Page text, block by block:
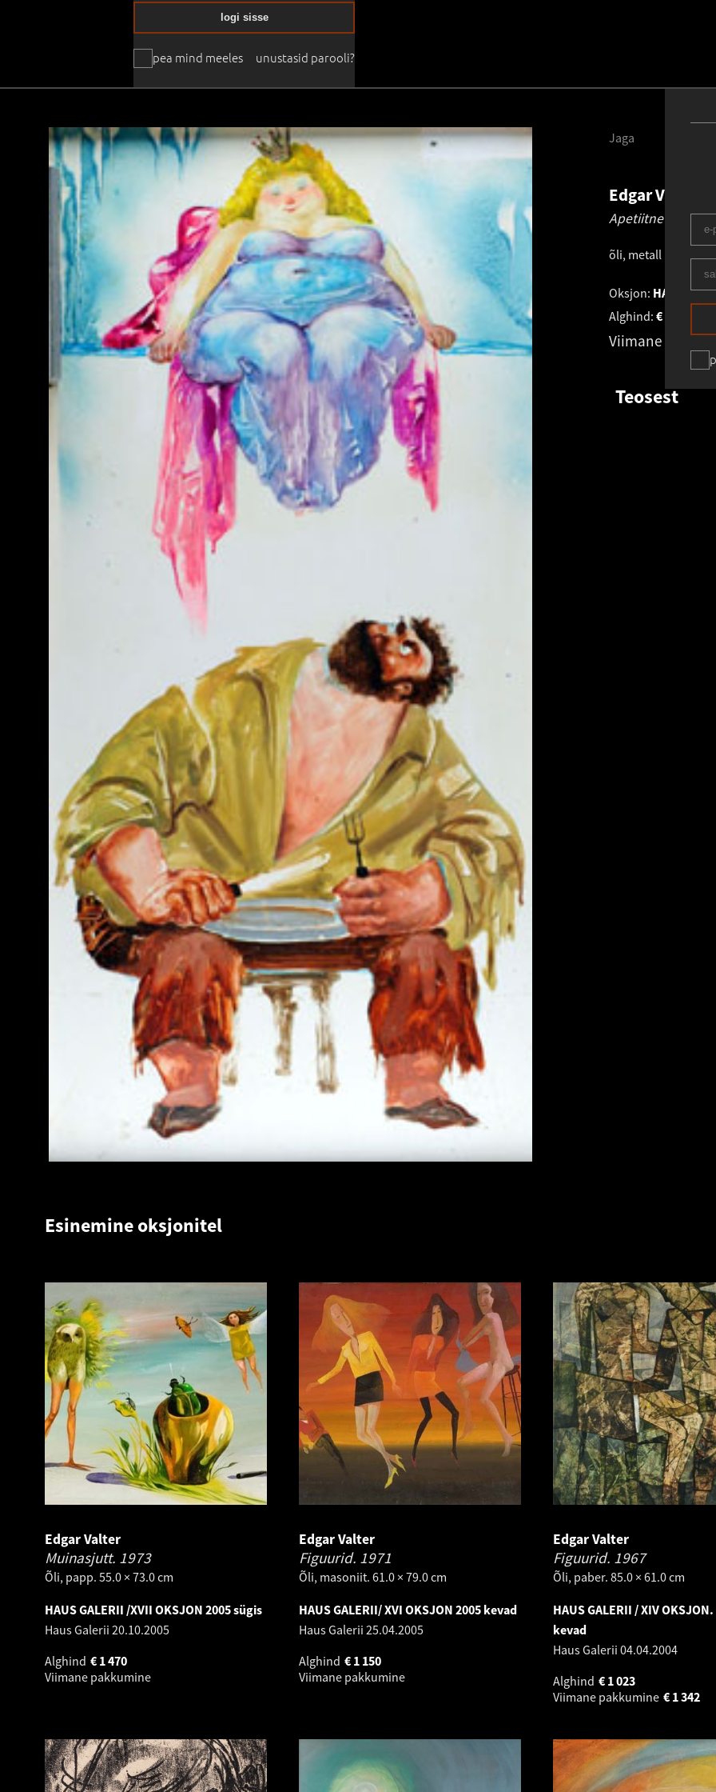
pea mind meeles
logi sisse
unustasid parooli?
Edgar Valter
Apetiitne
õli, metall
Oksjon: HAUS
Alghind: €
Viimane
Teosest
Jaga
Esinemine oksjonitel
Edgar Valter
Muinasjutt. 1973
Õli, papp. 55.0 × 73.0 cm
HAUS GALERII /XVII OKSJON 2005 sügis
Haus Galerii 20.10.2005
Alghind
1 470
€
Viimane pakkumine
Edgar Valter
Figuurid. 1971
Õli, masoniit. 61.0 × 79.0 cm
HAUS GALERII/ XVI OKSJON 2005 kevad
Haus Galerii 25.04.2005
Alghind
1 150
€
Viimane pakkumine
Edgar Valter
Figuurid. 1967
Õli, paber. 85.0 × 61.0 cm
HAUS GALERII / XIV
kevad
Haus Galerii 04.04.2004
Alghind
1 023
€
Viimane pakkumine
1 342
€